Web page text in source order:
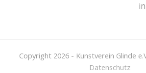
Copyright 2026 - Kunstverein Glinde
Datenschutz